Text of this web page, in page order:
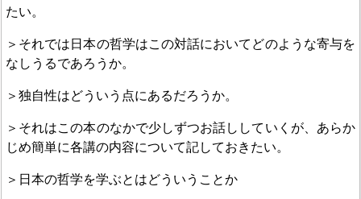
たい。
＞それでは日本の哲学はこの対話においてどのような寄与を
なしうるであろうか。
＞独自性はどういう点にあるだろうか。
＞それはこの本のなかで少しずつお話ししていくが、あらか
じめ簡単に各講の内容について記しておきたい。
＞日本の哲学を学ぶとはどういうことか